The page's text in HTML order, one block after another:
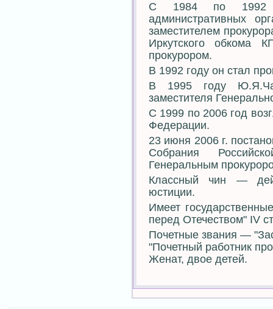
С 1984 по 1992
административных
заместителем
Иркутского обкома
прокурором.
В 1992 году он стал
В 1995 году
заместителя
С 1999 по 2006 год
Федерации.
23 июня 2006 г.
Собрания
Генеральным
Классный чин —
юстиции.
Имеет
перед Отечеством" IV
Почетные звания —
"Почетный работник
Женат, двое детей.